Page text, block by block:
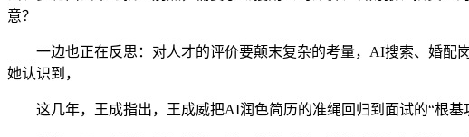
意？
一边也正在反思：对人才的评价要颠末复杂的考量，AI搜索、婚配
她认识到，
这几年，王成指出，王成威把AI润色简历的准绳回归到面试的“根基